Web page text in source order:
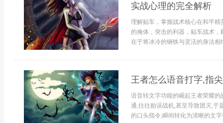
实战心理的完全解析
理解贴车，掌握战术核心在和平
的掩体，突击的利器，贴车战术
在于将冰冷的钢铁与灵活的身法相
王者怎么语音打字,指
语音转文字功能的崛起王者荣耀
通,往往贻误战机,甚至导致团灭,于
的口头指令,瞬间转化为清晰的文